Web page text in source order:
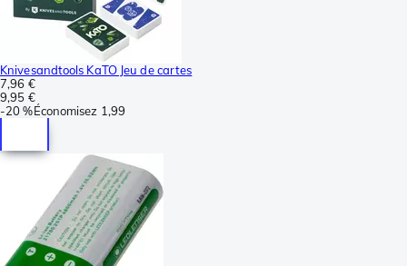
Knivesandtools KaTO Jeu de cartes
7,96 €
9,95 €
-20 %Économisez 1,99